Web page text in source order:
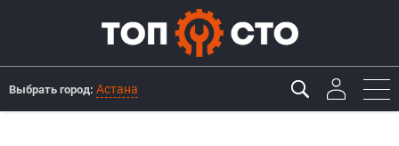
Выбрать город: Астана